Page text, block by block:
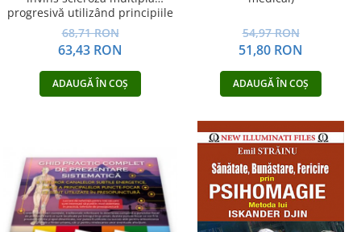
progresivă utilizând principiile
Paleo şi medicina funcţională
68,71 RON
63,43 RON
ADAUGĂ ÎN COȘ
54,97 RON
51,80 RON
ADAUGĂ ÎN COȘ